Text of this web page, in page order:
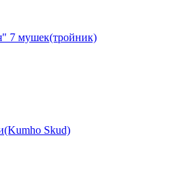
7 мушек(тройник)
Skud)